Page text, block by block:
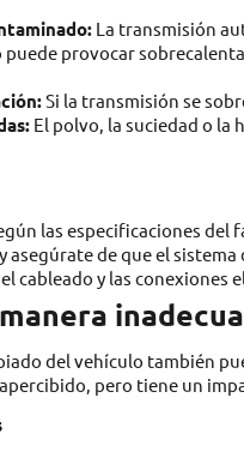
La transmisión
provocar
Si la transmisión se
El polvo, la suciedad o la
las especificaciones del
asegúrate de que el
cableado y las conexiones
del vehículo también
pero tiene un